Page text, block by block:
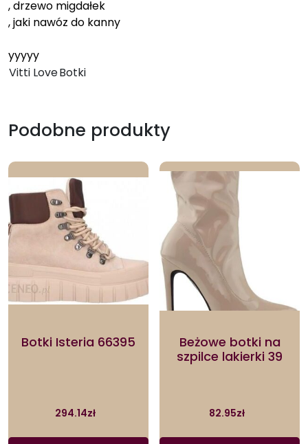
, drzewo migdałek
, jaki nawóz do kanny
yyyyy
Vitti LoveBotki
Podobne produkty
Botki Isteria 66395
294.14zł
Beżowe botki na
szpilce lakierki 39
82.95zł